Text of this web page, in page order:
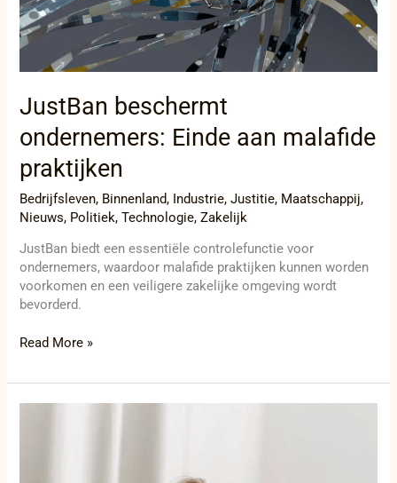
JustBan beschermt
ondernemers: Einde aan malafide
praktijken
Bedrijfsleven, Binnenland, Industrie,Justitie, Maatschappij,
Nieuws, Politiek,Technologie,Zakelijk
JustBan biedt een essentiële controlefunctie voor
ondernemers, waardoor malafide praktijken kunnen worden
voorkomen en een veiligere zakelijke omgeving wordt
bevorderd.
Read More »